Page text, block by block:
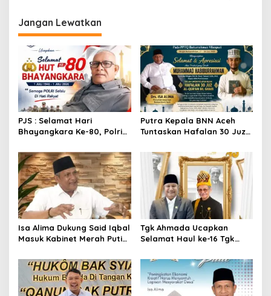
g
a
i
p
o
s
Jangan Lewatkan
PJS : Selamat Hari
Bhayangkara Ke-80, Polri
Terdepan Pelindung Dan
Pengajom Masyarakat
Putra Kepala BNN Aceh
Tuntaskan Hafalan 30 Juz
Isa Alima Dukung Said Iqbal
Masuk Kabinet Merah Putih,
Masyarakat Aceh
Tgk Ahmada Ucapkan
Selamat Haul ke-16 Tgk